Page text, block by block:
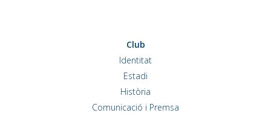
Club
Identitat
Estadi
Història
Comunicació i Premsa